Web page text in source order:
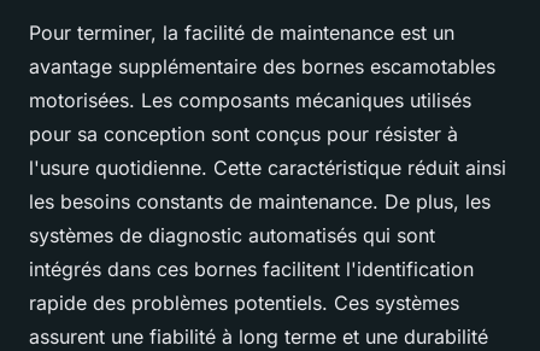
Pour terminer, la facilité de maintenance est un
avantage supplémentaire des bornes escamotables
motorisées. Les composants mécaniques utilisés
pour sa conception sont conçus pour résister à
l'usure quotidienne. Cette caractéristique réduit ainsi
les besoins constants de maintenance. De plus, les
systèmes de diagnostic automatisés qui sont
intégrés dans ces bornes facilitent l'identification
rapide des problèmes potentiels. Ces systèmes
assurent une fiabilité à long terme et une durabilité